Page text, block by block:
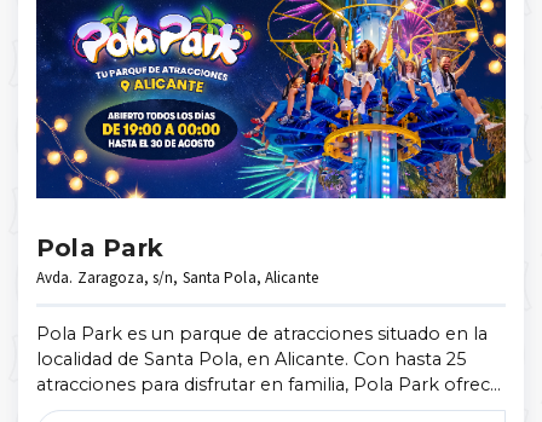
Pola Park
Avda. Zaragoza, s/n, Santa Pola, Alicante
Pola Park es un parque de atracciones situado en la
localidad de Santa Pola, en Alicante. Con hasta 25
atracciones para disfrutar en familia, Pola Park ofrece
un día de diversión sin límites. Un recinto de